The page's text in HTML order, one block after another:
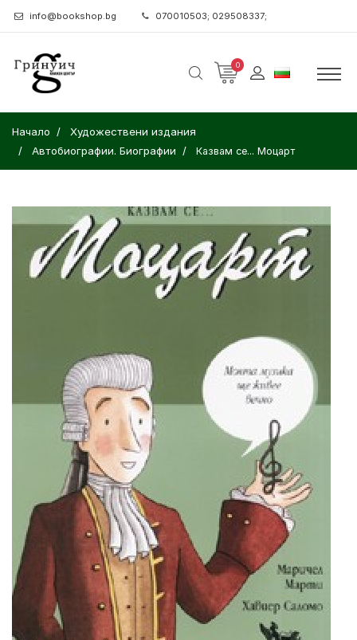
info@bookshop.bg 070010503; 029508337;
0
Начало
Художествени издания
Автобиографии. Биографии
Казвам се... Моцарт